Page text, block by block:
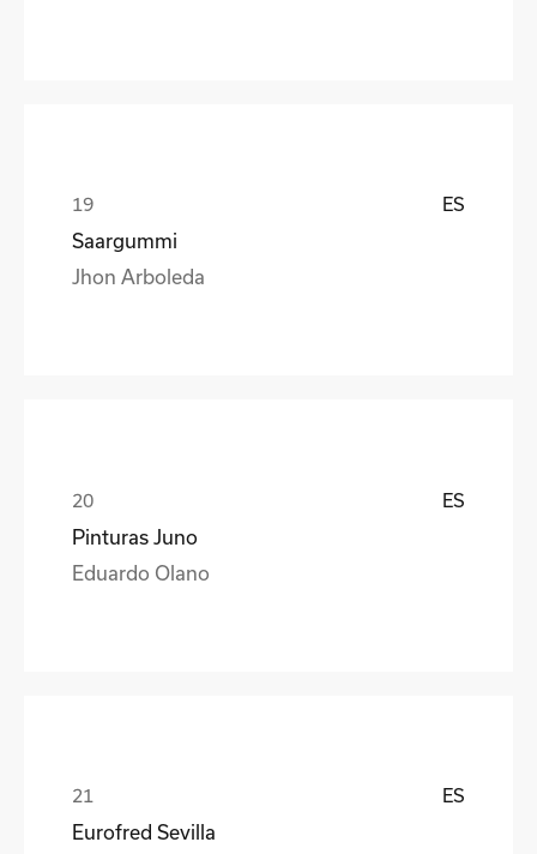
ES
Saargummi
Jhon Arboleda
ES
Pinturas Juno
Eduardo Olano
ES
Eurofred Sevilla